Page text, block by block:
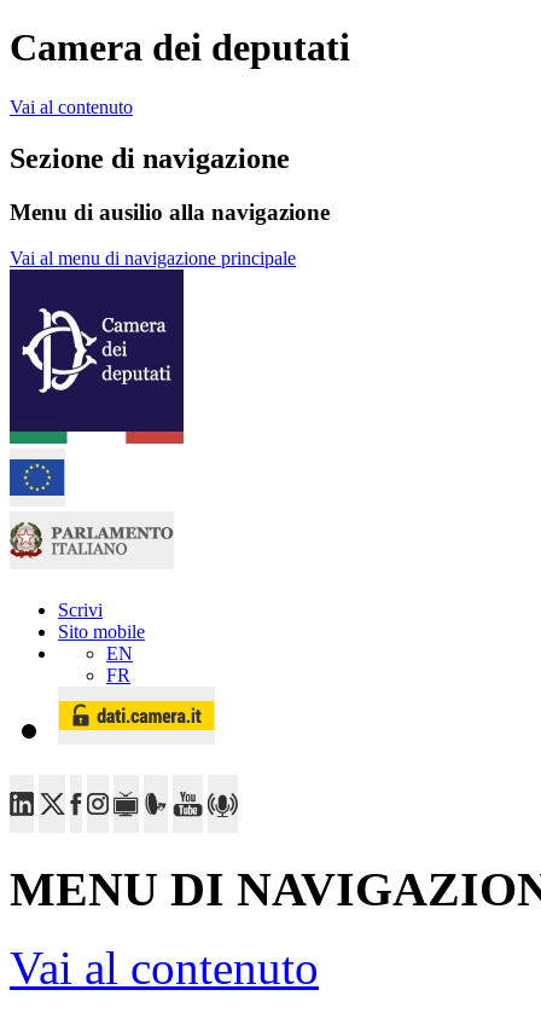
Camera dei deputati
Vai al contenuto
Sezione di navigazione
Menu di ausilio alla navigazione
Vai al menu di navigazione principale
Scrivi
Sito mobile
EN
FR
MENU DI
Vai al contenuto